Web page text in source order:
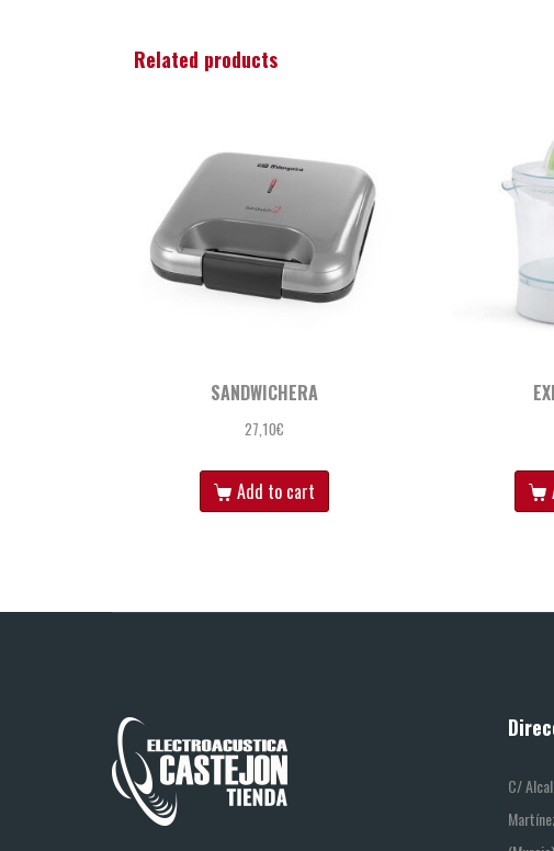
Related products
SANDWICHERA
27,10€
Add to cart
C/